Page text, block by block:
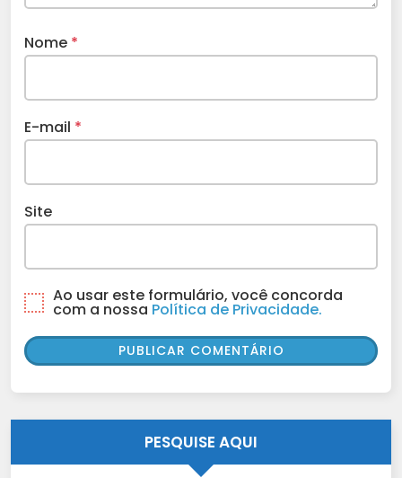
Nome *
E-mail *
Site
Ao usar este formulário, você concorda
com a nossa Política de Privacidade.
PESQUISE AQUI